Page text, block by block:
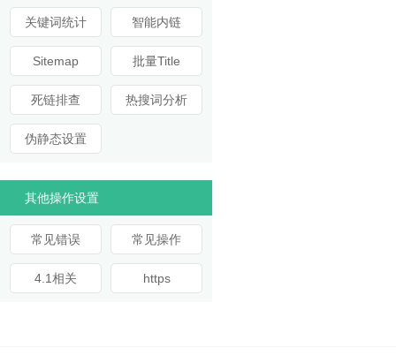
关键词统计 智能内链
Sitemap 批量Title
死链排查 热搜词分析
伪静态设置
其他操作设置
常见错误 常见操作
4.1相关 https